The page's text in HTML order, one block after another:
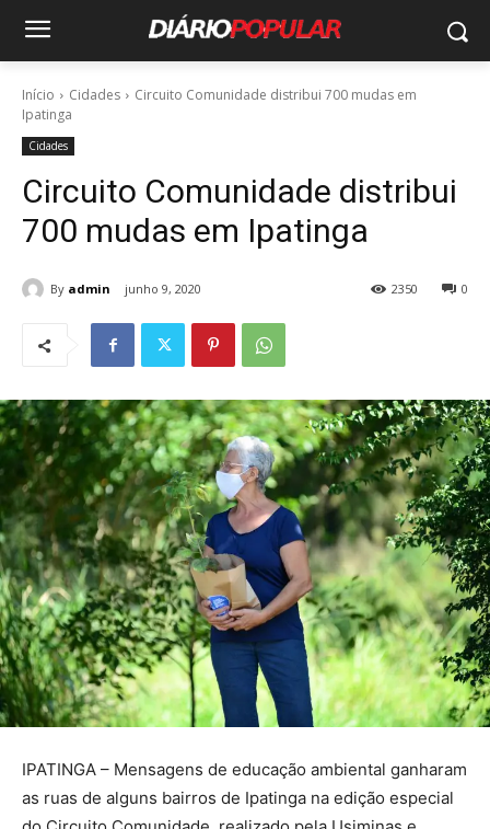
Início Cidades
Circuito Comunidade distribui 700 mudas em
Ipatinga
Cidades
Circuito Comunidade distribui
700 mudas em Ipatinga
By admin junho 9, 2020 0
2350
IPATINGA – Mensagens de educação ambiental ganharam
as ruas de alguns bairros de Ipatinga na edição especial